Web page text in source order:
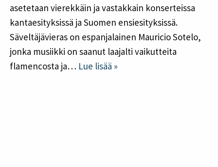
English Suomi
asetetaan vierekkäin ja vastakkain konserteissa
kantaesityksissä ja Suomen ensiesityksissä.
Säveltäjävieras on espanjalainen Mauricio Sotelo,
jonka musiikki on saanut laajalti vaikutteita
flamencosta ja… Lue lisää »